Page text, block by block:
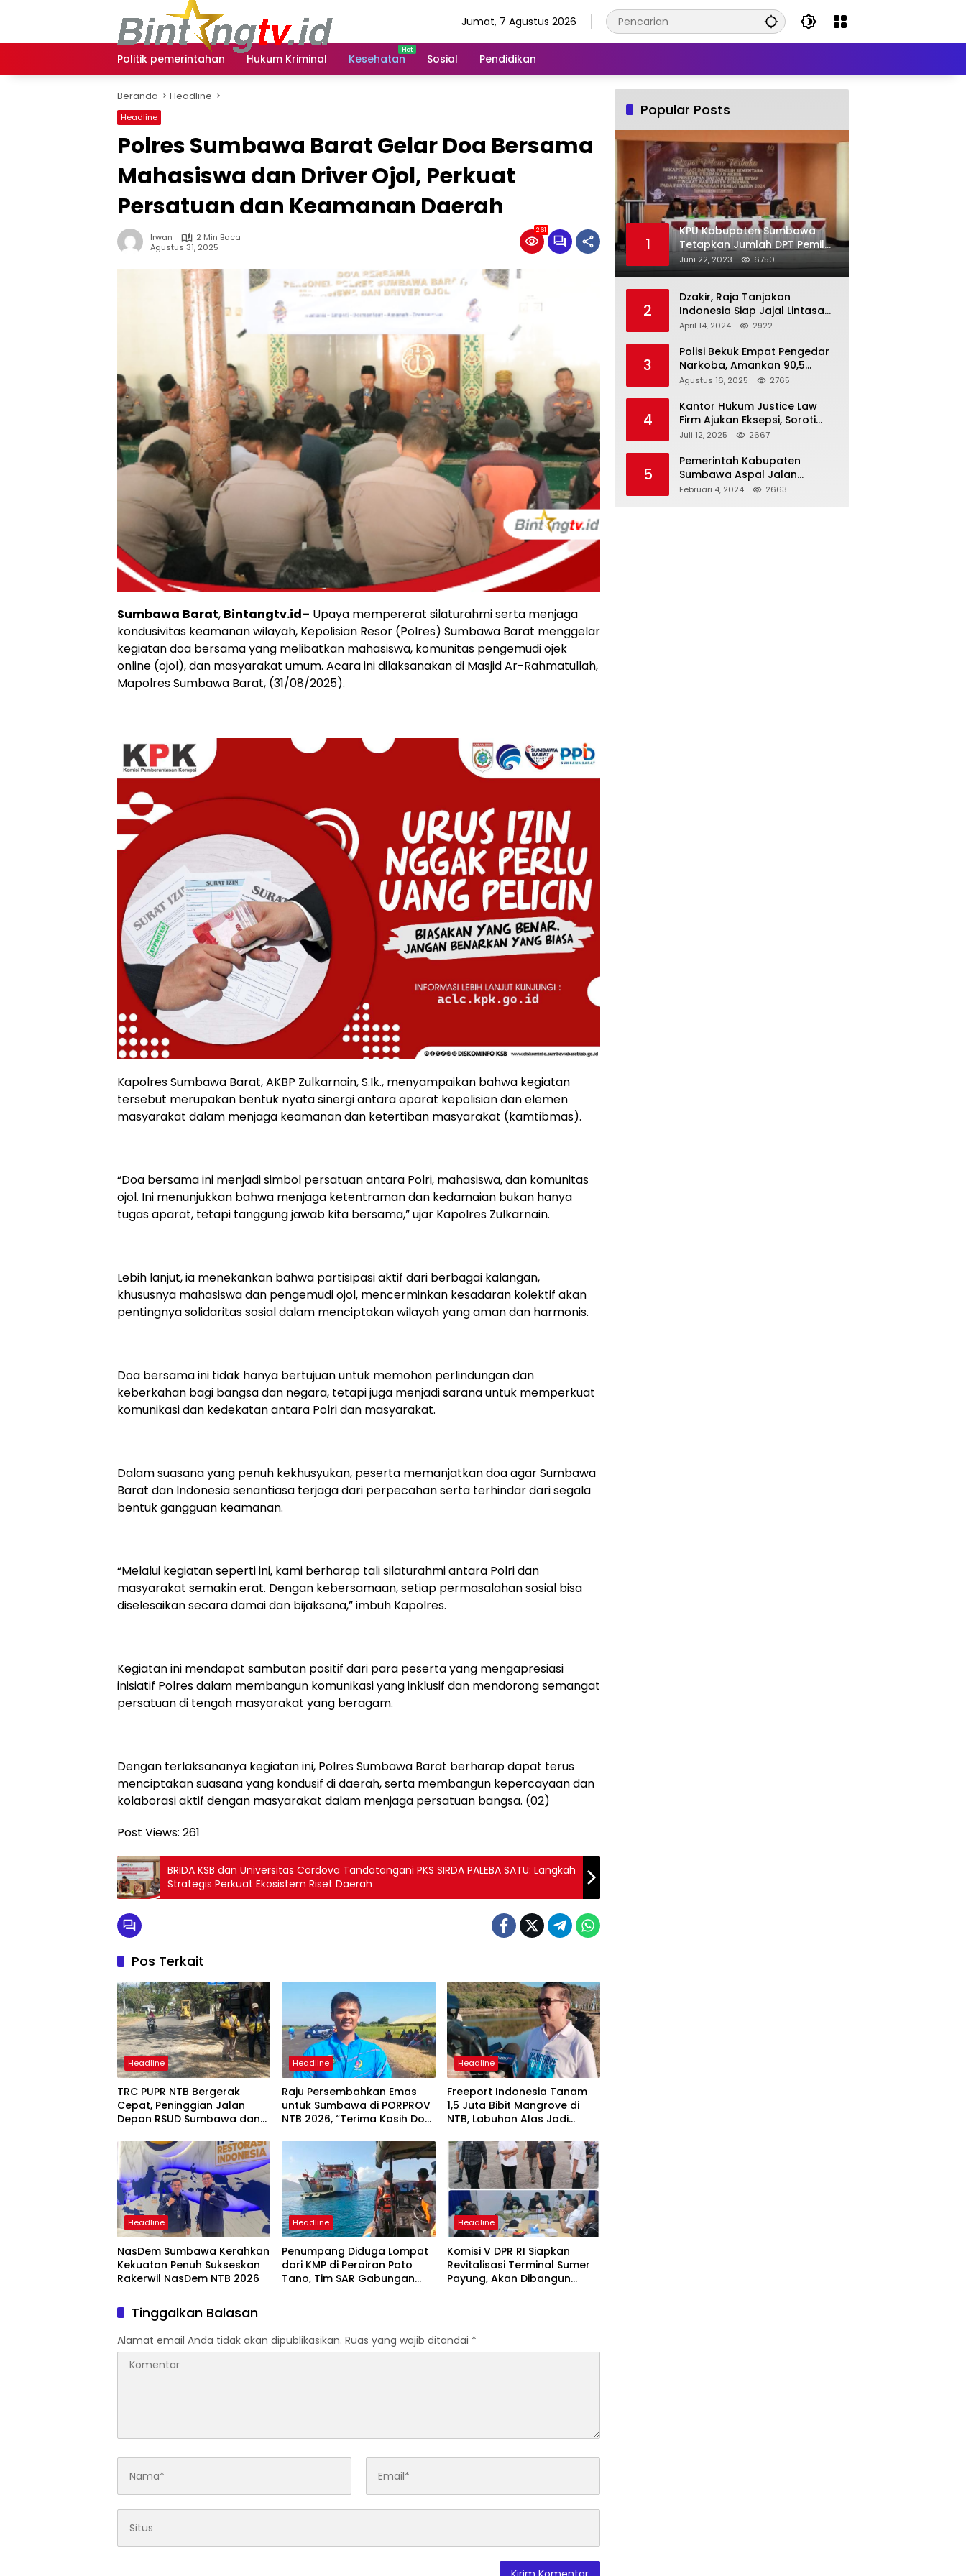
Jumat, 7 Agustus 2026
Politik pemerintahan Hukum Kriminal Kesehatan Sosial Pendidikan
Beranda Headline
Headline
Polres Sumbawa Barat Gelar Doa Bersama
Mahasiswa dan Driver Ojol, Perkuat
Persatuan dan Keamanan Daerah
Irwan
2 Min Baca
Agustus 31, 2025
261
Sumbawa Barat, Bintangtv.id– Upaya mempererat silaturahmi serta menjaga
kondusivitas keamanan wilayah, Kepolisian Resor (Polres) Sumbawa Barat menggelar
kegiatan doa bersama yang melibatkan mahasiswa, komunitas pengemudi ojek
online (ojol), dan masyarakat umum. Acara ini dilaksanakan di Masjid Ar-Rahmatullah,
Mapolres Sumbawa Barat, (31/08/2025).
Kapolres Sumbawa Barat, AKBP Zulkarnain, S.Ik., menyampaikan bahwa kegiatan
tersebut merupakan bentuk nyata sinergi antara aparat kepolisian dan elemen
masyarakat dalam menjaga keamanan dan ketertiban masyarakat (kamtibmas).
“Doa bersama ini menjadi simbol persatuan antara Polri, mahasiswa, dan komunitas
ojol. Ini menunjukkan bahwa menjaga ketentraman dan kedamaian bukan hanya
tugas aparat, tetapi tanggung jawab kita bersama,” ujar Kapolres Zulkarnain.
Lebih lanjut, ia menekankan bahwa partisipasi aktif dari berbagai kalangan,
khususnya mahasiswa dan pengemudi ojol, mencerminkan kesadaran kolektif akan
pentingnya solidaritas sosial dalam menciptakan wilayah yang aman dan harmonis.
Doa bersama ini tidak hanya bertujuan untuk memohon perlindungan dan
keberkahan bagi bangsa dan negara, tetapi juga menjadi sarana untuk memperkuat
komunikasi dan kedekatan antara Polri dan masyarakat.
Dalam suasana yang penuh kekhusyukan, peserta memanjatkan doa agar Sumbawa
Barat dan Indonesia senantiasa terjaga dari perpecahan serta terhindar dari segala
bentuk gangguan keamanan.
“Melalui kegiatan seperti ini, kami berharap tali silaturahmi antara Polri dan
masyarakat semakin erat. Dengan kebersamaan, setiap permasalahan sosial bisa
diselesaikan secara damai dan bijaksana,” imbuh Kapolres.
Kegiatan ini mendapat sambutan positif dari para peserta yang mengapresiasi
inisiatif Polres dalam membangun komunikasi yang inklusif dan mendorong semangat
persatuan di tengah masyarakat yang beragam.
Dengan terlaksananya kegiatan ini, Polres Sumbawa Barat berharap dapat terus
menciptakan suasana yang kondusif di daerah, serta membangun kepercayaan dan
kolaborasi aktif dengan masyarakat dalam menjaga persatuan bangsa. (02)
Post Views: 261
BRIDA KSB dan Universitas Cordova Tandatangani PKS SIRDA PALEBA SATU: Langkah
Strategis Perkuat Ekosistem Riset Daerah
Pos Terkait
Headline
TRC PUPR NTB Bergerak
Cepat, Peninggian Jalan
Depan RSUD Sumbawa dan
Mulai Dikerjakan
Headline
Raju Persembahkan Emas
untuk Sumbawa di PORPROV
NTB 2026, “Terima Kasih Doa
Headline
Freeport Indonesia Tanam
1,5 Juta Bibit Mangrove di
NTB, Labuhan Alas Jadi
Nasional
Headline
NasDem Sumbawa Kerahkan
Kekuatan Penuh Sukseskan
Rakerwil NasDem NTB 2026
Headline
Penumpang Diduga Lompat
dari KMP di Perairan Poto
Tano, Tim SAR Gabungan
Headline
Komisi V DPR RI Siapkan
Revitalisasi Terminal Sumer
Payung, Akan Dibangun
Tinggalkan Balasan
Alamat email Anda tidak akan dipublikasikan. Ruas yang wajib ditandai *
Popular Posts
1
KPU Kabupaten Sumbawa
Tetapkan Jumlah DPT Pemilu
2024 Sebanyak 367.987
Pemilih
Juni 22, 2023 6750
2
Dzakir, Raja Tanjakan
Indonesia Siap Jajal Lintasan
Seloto Bersama DR Zul,
April 14, 2024 2922
3
Polisi Bekuk Empat Pengedar
Narkoba, Amankan 90,5
Gram Sabu dari Dalam Mobil
Agustus 16, 2025 2765
4
Kantor Hukum Justice Law
Firm Ajukan Eksepsi, Soroti
Peran BNI dalam Kasus KUR
Juli 12, 2025 2667
5
Pemerintah Kabupaten
Sumbawa Aspal Jalan
Simpang Sebasang-Batu
Februari 4, 2024 2663